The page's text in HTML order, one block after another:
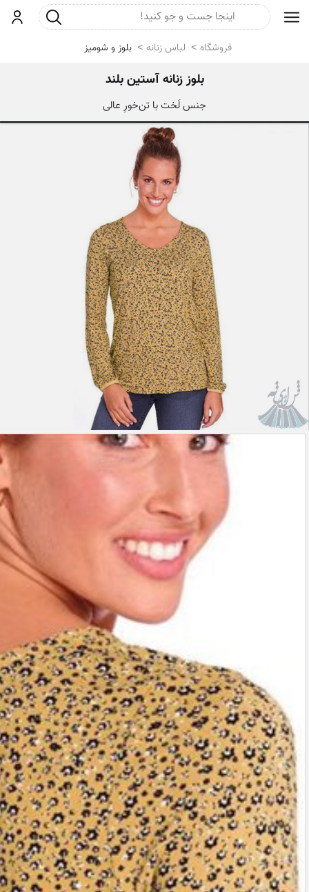
ورودجست و جو
فروشگاه لباس زنانه بلوز و شومیز
بلوز زنانه آستین بلند
جنس لَخت با تن‌خورِ عالی